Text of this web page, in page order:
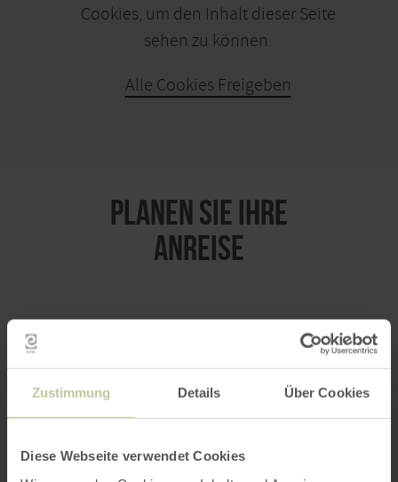
Zustimmung Details Über Cookies
Diese Webseite verwendet Cookies
Cookies, um den Inhalt dieser Seite
sehen zu können.
Alle Cookies Freigeben
PLANEN SIE IHRE
ANREISE
Anfahrt von: